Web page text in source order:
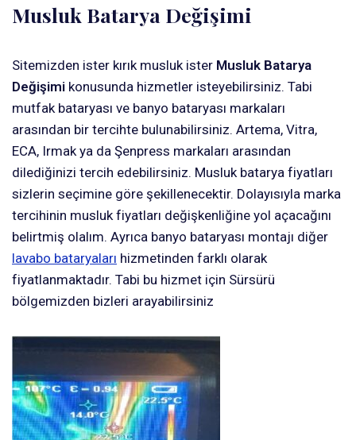
Musluk Batarya Değişimi
Sitemizden ister kırık musluk ister Musluk Batarya
Değişimi konusunda hizmetler isteyebilirsiniz. Tabi
mutfak bataryası ve banyo bataryası markaları
arasından bir tercihte bulunabilirsiniz. Artema, Vitra,
ECA, Irmak ya da Şenpress markaları arasından
dilediğinizi tercih edebilirsiniz. Musluk batarya fiyatları
sizlerin seçimine göre şekillenecektir. Dolayısıyla marka
tercihinin musluk fiyatları değişkenliğine yol açacağını
belirtmiş olalım. Ayrıca banyo bataryası montajı diğer
lavabo bataryaları hizmetinden farklı olarak
fiyatlanmaktadır. Tabi bu hizmet için Sürsürü
bölgemizden bizleri arayabilirsiniz